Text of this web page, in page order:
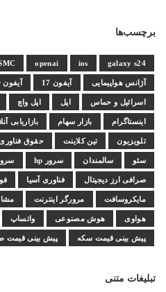
برچسب‌ها
galaxy s24
ios
openai
آژانس هواپیمایی آیفون 17 آیفون Air
اسرائیل و حماس اپل اپل واچ
اینستاگرام بازار سهام بازاریابی
تلویزیون تین کلاینت حقوق
سئو سالمندان سرور hp
صرافی ارز دیجیتال فناوری آسیا
مایکروسافت مرورگر اینترنت
هواوی هوش مصنوعی واتساپ
پیش بینی قیمت سکه پیش بینی قیمت
تبلیغات متنی